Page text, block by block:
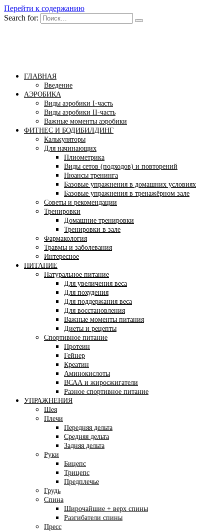
Перейти к содержанию
Search for:
ГЛАВНАЯ
Введение
АЭРОБИКА
Виды аэробики І-часть
Виды аэробики ІІ-часть
Важные моменты аэробики
ФИТНЕС И БОДИБИЛДИНГ
Калькуляторы
Для начинающих
Плиометрика
Виды сетов (подходов) и повторений
Нюансы тренинга
Базовые упражнения в домашних условиях
Базовые упражнения в тренажёрном зале
Советы и рекомендации
Тренировки
Домашние тренировки
Тренировки в зале
Фармакология
Травмы и заболевания
Интересное
ПИТАНИЕ
Натуральное питание
Для увеличения веса
Для похудения
Для поддержания веса
Для восстановления
Важные моменты питания
Диеты и рецепты
Спортивное питание
Протеин
Гейнер
Креатин
Аминокислоты
ВСАА и жиросжигатели
Разное спортивное питание
УПРАЖНЕНИЯ
Шея
Плечи
Передняя дельта
Средняя дельта
Задняя дельта
Руки
Бицепс
Трицепс
Предплечье
Грудь
Спина
Широчайшие + верх спины
Разгибатели спины
Пресс